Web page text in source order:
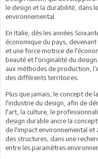
le design et la durabilité, dans
environnemental.
En Italie, dès les années
économique du pays,
et une force motrice de
beauté et l'originalité du
aux méthodes de production,
des différents territoires.
Plus que jamais, le concept de
l'industrie du design, afin de
l'art, la culture, le
design durable ancre la
de l'impact environnemental et
des structures, dans une
entre les paramètres